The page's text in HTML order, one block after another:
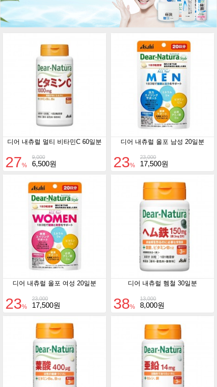
디어 내츄럴 멀티 비타민C 60일분
9,000
27% 6,500원
디어 내츄럴 올포 남성 20일분
23,000
23% 17,500원
디어 내츄럴 올포 여성 20일분
23,000
23% 17,500원
디어 내츄럴 헴철 30일분
13,000
38% 8,000원